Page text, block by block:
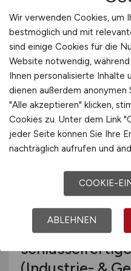
Hays
vor 4 Tagen
Düsseldorf
Oberbauleiter
Wir verwenden Cookies, um
bestmöglich und mit
sind einige Cookies für die
Website notwendig,
Ihnen personalisierte Inhalte
dienen außerdem
"Alle akzeptieren" klicken,
Cookies zu. Unter dem Link
jeder Seite können Sie Ihre
nachträglich aufrufen und
COOKIE-
ABLEHNEN